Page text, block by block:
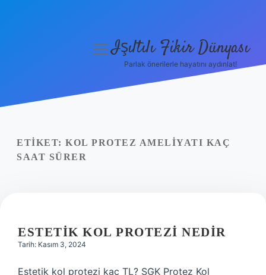
Yasal Uyarı
menüyüIşıltılı Fikir Dünyası
Parlak önerilerle hayatını aydınlat!
ETIKET: KOL PROTEZ AMELIYATI KAÇ
SAAT SÜRER
ESTETIK KOL PROTEZI NEDIR
Tarih: Kasım 3, 2024
Estetik kol protezi kaç TL? SGK Protez Kol